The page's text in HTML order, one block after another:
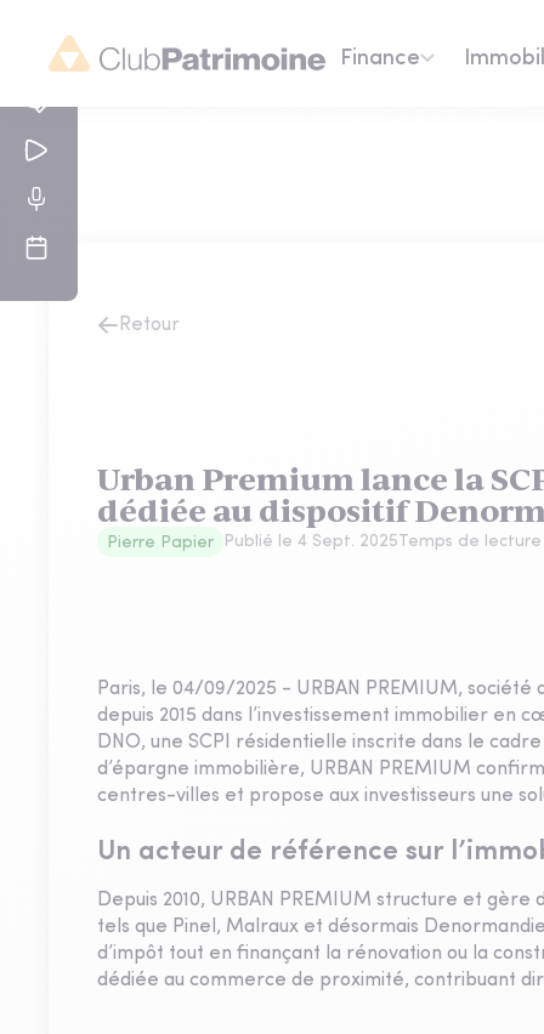
Finance
Retour
Urban Premium lance la
dédiée au dispositif
Pierre Papier Publié le 4 Sept. 2025Temps de lecture
Paris, le 04/09/2025 - URBAN PREMIUM,
depuis 2015 dans l’investissement immobilier en
DNO, une SCPI résidentielle inscrite dans le
d’épargne immobilière, URBAN PREMIUM
centres-villes et propose aux investisseurs une
Un acteur de référence sur
Depuis 2010, URBAN PREMIUM structure et
tels que Pinel, Malraux et désormais
d’impôt tout en finançant la rénovation ou la
dédiée au commerce de proximité, contribuant